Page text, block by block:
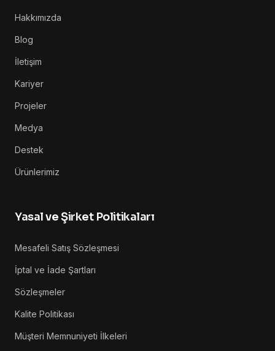
Hakkımızda
Blog
İletişim
Kariyer
Projeler
Medya
Destek
Ürünlerimiz
Yasal ve Şirket Politikaları
Mesafeli Satış Sözleşmesi
İptal ve İade Şartları
Sözleşmeler
Kalite Politikası
Müşteri Memnuniyeti İlkeleri